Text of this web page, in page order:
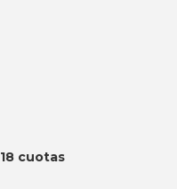
cuotas